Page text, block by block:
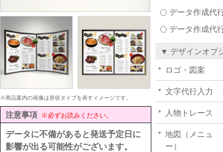
※商品案内の画像は形状タイプを表すイメージです。
注意事項 ※必ずお読みください。
データに不備があると発送予定日に
影響が出る可能性がございます。
データ作成代
データ作成代
▼ デザインオプ
ロゴ・図案
文字代行入力
人物トレース
地図（メニュ
ー）